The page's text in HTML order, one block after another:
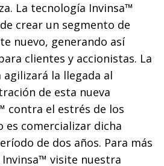
La tecnología Invinsa™
crear un segmento de
nuevo, generando así
clientes y accionistas. La
la llegada al
de esta nueva
contra el estrés de los
es comercializar dicha
de dos años. Para más
visite nuestra